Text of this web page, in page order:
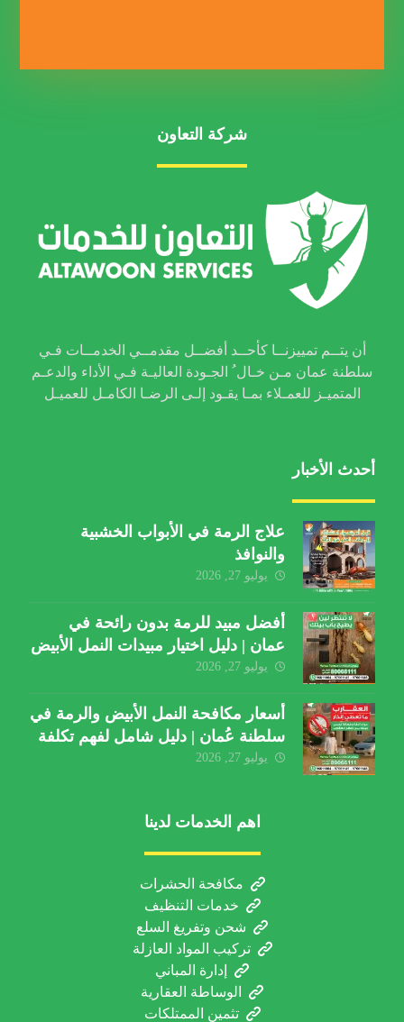
شركة التعاون
أن يتــم تمييزنــا كأحــد أفضــل مقدمــي الخدمــات فـي
سلطنة عمان مـن خـال ُ الجـودة العاليـة فـي الأداء والدعـم
المتميـز للعمـلاء بمـا يقـود إلـى الرضـا الكامـل للعميـل
أحدث الأخبار
علاج الرمة في الأبواب الخشبية
والنوافذ
يوليو 27, 2026
أفضل مبيد للرمة بدون رائحة في
عمان | دليل اختيار مبيدات النمل الأبيض
يوليو 27, 2026
أسعار مكافحة النمل الأبيض والرمة في
سلطنة عُمان | دليل شامل لفهم تكلفة
الخدمة والعوامل المؤثرة
يوليو 27, 2026
اهم الخدمات لدينا
مكافحة الحشرات
خدمات التنظيف
شحن وتفريغ السلع
تركيب المواد العازلة
إدارة المباني
الوساطة العقارية
تثمين الممتلكات